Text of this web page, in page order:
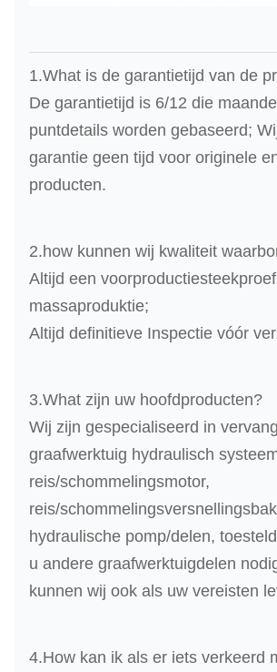
1.What is de garantietijd van de
De garantietijd is 6/12 die
puntdetails worden gebaseerd;
garantie geen tijd voor originele
producten.
2.how kunnen wij kwaliteit
Altijd een
massaproduktie;
Altijd definitieve Inspectie vóór
3.What zijn uw hoofdproducten?
Wij zijn gespecialiseerd in
graafwerktuig hydraulisch
reis/schommelingsmotor,
reis/
hydraulische pomp/delen,
u andere graafwerktuigdelen
kunnen wij ook als uw vereisten
4.How kan ik als er iets verkeerd